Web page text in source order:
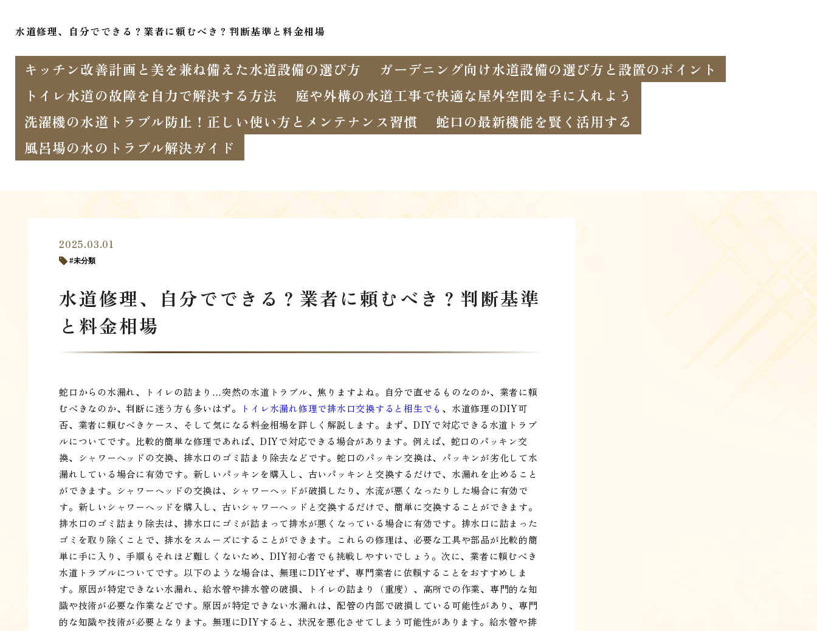
水道修理、自分でできる？業者に頼むべき？判断基準と料金相場
キッチン改善計画と美を兼ね備えた水道設備の選び方
ガーデニング向け水道設備の選び方と設置のポイント
トイレ水道の故障を自力で解決する方法
庭や外構の水道工事で快適な屋外空間を手に入れよう
洗濯機の水道トラブル防止！正しい使い方とメンテナンス習慣
蛇口の最新機能を賢く活用する
風呂場の水のトラブル解決ガイド
2025.03.01
未分類
水道修理、自分でできる？業者に頼むべき？判断基準
と料金相場
蛇口からの水漏れ、トイレの詰まり…突然の水道トラブル、焦りますよね。自分で直せるものなのか、業者に頼
むべきなのか、判断に迷う方も多いはず。
トイレ水漏れ修理で排水口交換すると相生でも 、水道修理のDIY可
否、業者に頼むべきケース、そして気になる料金相場を詳しく解説します。まず、DIYで対応できる水道トラブ
ルについてです。比較的簡単な修理であれば、DIYで対応できる場合があります。例えば、蛇口のパッキン交
換、シャワーヘッドの交換、排水口のゴミ詰まり除去などです。蛇口のパッキン交換は、パッキンが劣化して水
漏れしている場合に有効です。新しいパッキンを購入し、古いパッキンと交換するだけで、水漏れを止めること
ができます。シャワーヘッドの交換は、シャワーヘッドが破損したり、水流が悪くなったりした場合に有効で
す。新しいシャワーヘッドを購入し、古いシャワーヘッドと交換するだけで、簡単に交換することができます。
排水口のゴミ詰まり除去は、排水口にゴミが詰まって排水が悪くなっている場合に有効です。排水口に詰まった
ゴミを取り除くことで、排水をスムーズにすることができます。これらの修理は、必要な工具や部品が比較的簡
単に手に入り、手順もそれほど難しくないため、DIY初心者でも挑戦しやすいでしょう。次に、業者に頼むべき
水道トラブルについてです。以下のような場合は、無理にDIYせず、専門業者に依頼することをおすすめしま
す。原因が特定できない水漏れ、給水管や排水管の破損、トイレの詰まり（重度）、高所での作業、専門的な知
識や技術が必要な作業などです。原因が特定できない水漏れは、配管の内部で破損している可能性があり、専門
的な知識や技術が必要となります。無理にDIYすると、状況を悪化させてしまう可能性があります。給水管や排